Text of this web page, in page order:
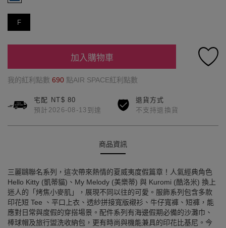
F
加入購物車
我的紅利點數 690 點AIR SPACE紅利點數
宅配 NT$ 80
預計2026-08-13到達
退貨方式
不支持退換貨
商品資訊
三麗鷗聯名系列，這次帶來熱情的夏威夷度假篇章！人氣經典角色
Hello Kitty (凱蒂貓)、My Melody (美樂蒂) 與 Kuromi (酷洛米) 換上
迷人的「烤焦小麥肌」，展現不同以往的可愛。服飾系列包含多款
印花短 Tee 、平口上衣、透紗拼接寬版襯衫、牛仔寬褲、短褲，能
應對日常與度假的穿搭場景。配件系列有海邊假期必備的沙灘巾、
棒球帽及旅行盥洗收納包，更有時尚與機能兼具的印花比基尼。今